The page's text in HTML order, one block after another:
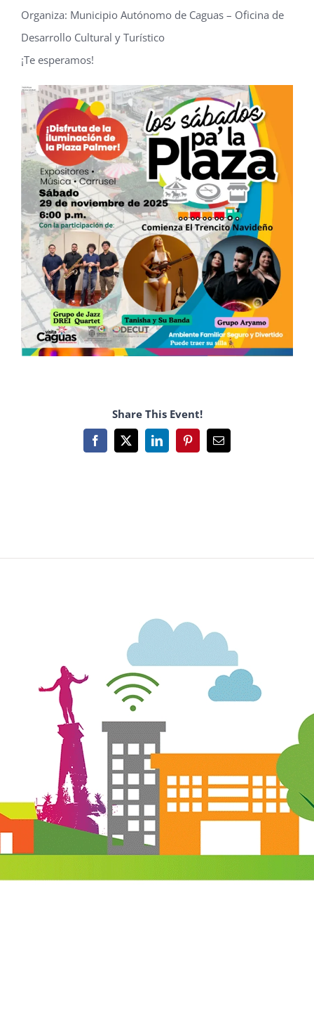
Organiza: Municipio Autónomo de Caguas – Oficina de
Desarrollo Cultural y Turístico
¡Te esperamos!
Share This Event!
Facebook
X LinkedInPinterestEmail